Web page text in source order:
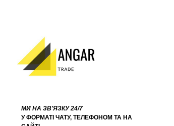
МИ НА ЗВ'ЯЗКУ 24/7
У ФОРМАТІ ЧАТУ, ТЕЛЕФОНОМ ТА НА